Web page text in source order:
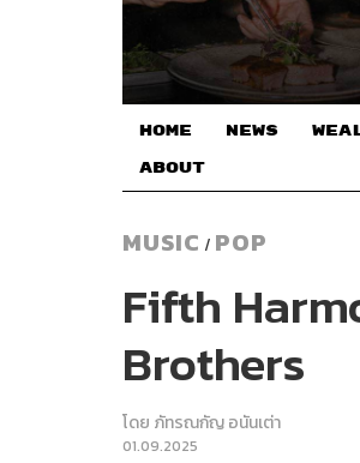
HOME NEWS
ABOUT
MUSIC / POP
Fifth
Brothers
โดย ภัทรณกัญ อนันเต่า
01.09.2025